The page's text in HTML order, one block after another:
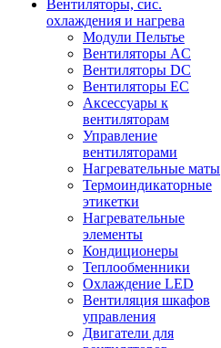
Вентиляторы, сис.
охлаждения и нагрева
Модули Пельтье
Вентиляторы AC
Вентиляторы DC
Вентиляторы EC
Аксессуары к
вентиляторам
Управление
вентиляторами
Нагревательные маты
Термоиндикаторные
этикетки
Нагревательные
элементы
Кондиционеры
Теплообменники
Охлаждение LED
Вентиляция шкафов
управления
Двигатели для